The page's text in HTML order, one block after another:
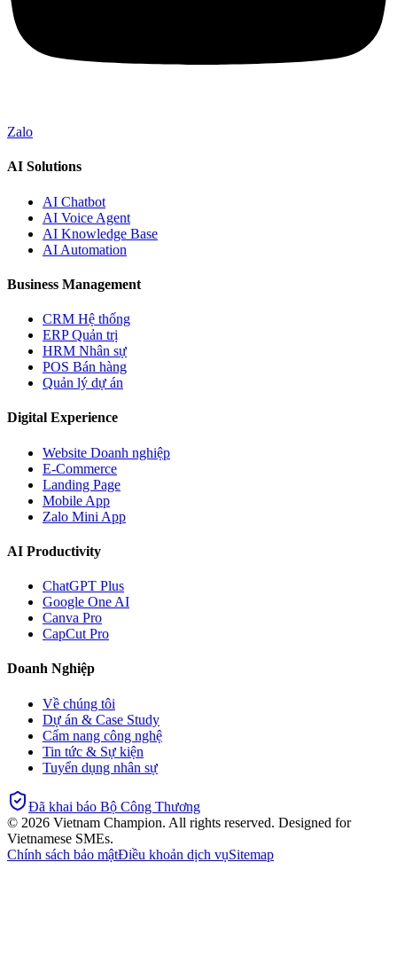
Zalo
AI Solutions
AI Chatbot
AI Voice Agent
AI Knowledge Base
AI Automation
Business Management
CRM Hệ thống
ERP Quản trị
HRM Nhân sự
POS Bán hàng
Quản lý dự án
Digital Experience
Website Doanh nghiệp
E-Commerce
Landing Page
Mobile App
Zalo Mini App
AI Productivity
ChatGPT Plus
Google One AI
Canva Pro
CapCut Pro
Doanh Nghiệp
Về chúng tôi
Dự án & Case Study
Cẩm nang công nghệ
Tin tức & Sự kiện
Tuyển dụng nhân sự
Đã khai báo Bộ Công Thương
© 2026 Vietnam Champion. All rights reserved. Designed for
Vietnamese SMEs.
Chính sách bảo mậtĐiều khoản dịch vụSitemap